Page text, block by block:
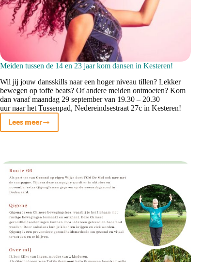
Meiden tussen de 14 en 23 jaar kom dansen in Kesteren!
Wil jij jouw dansskills naar een hoger niveau tillen? Lekker
bewegen op toffe beats? Of andere meiden ontmoeten? Kom
dan vanaf maandag 29 september van 19.30 – 20.30
uur naar het Tussenpad, Nedereindsestraat 27c in Kesteren!
Lees meer
Meiden
tussen
en
23
jaar
kom
Kesteren!